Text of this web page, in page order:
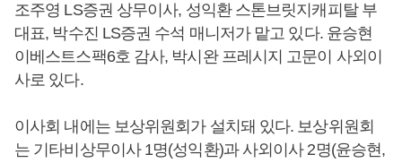
조주영 LS증권 상무이사, 성익환 스톤브릿지캐피탈 부
대표, 박수진 LS증권 수석 매니저가 맡고 있다. 윤승현
이베스트스팩6호 감사, 박시완 프레시지 고문이 사외이
사로 있다.
이사회 내에는 보상위원회가 설치돼 있다. 보상위원회
는 기타비상무이사 1명(성익환)과 사외이사 2명(윤승현,